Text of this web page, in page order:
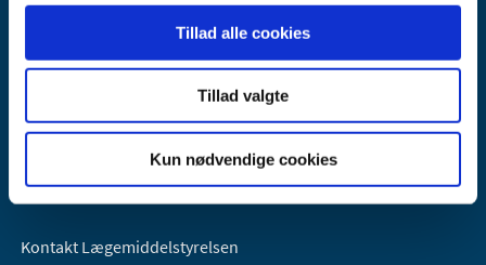
Tillad alle cookies
Tillad valgte
Kun nødvendige cookies
Lægemiddelstyrelsen
2300 København S
Lægemiddelstyrelsen er en del af
Sundheds- og Kirkeministeriet.
Kontakt Lægemiddelstyrelsen